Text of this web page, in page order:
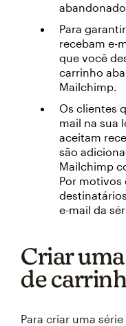
Para
recebam e-
que você
carrinho
Mailchimp.
Os clientes
mail na sua
aceitam
são
Mailchimp
Por motivos
e-mail da
Criar
de
Para criar uma